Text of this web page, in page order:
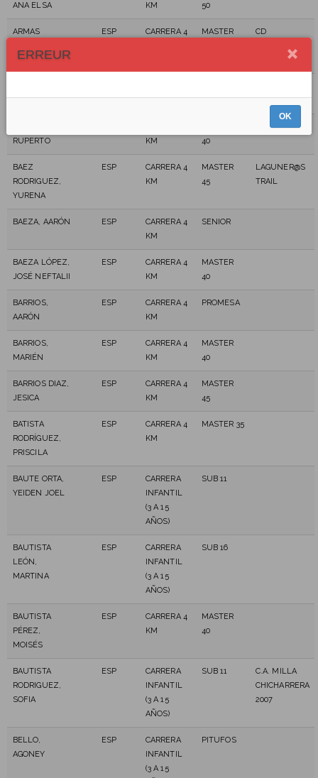
ANA ELSA KM 50
ARMAS
DOMINGO
ESP
CARRERA 4
MASTER
CD
ARROYO, DAVID
KM
45
RUPERTO
KM
40
BAEZ
RODRIGUEZ,
YURENA
ESP
CARRERA 4
KM
MASTER
45
LAGUNER@S
TRAIL
BAEZA, AARÓN ESP
CARRERA 4
KM
SENIOR
BAEZA LÓPEZ,
JOSÉ NEFTALII
ESP
CARRERA 4
KM
MASTER
40
BARRIOS,
AARÓN
ESP
CARRERA 4
KM
PROMESA
BARRIOS,
MARIÉN
ESP
CARRERA 4
KM
MASTER
40
BARRIOS DIAZ,
JESICA
ESP
CARRERA 4
KM
MASTER
45
BATISTA
RODRÍGUEZ,
PRISCILA
ESP
CARRERA 4
KM
MASTER 35
BAUTE ORTA,
YEIDEN JOEL
ESP
CARRERA
INFANTIL
(3 A 15
AÑOS)
SUB 11
BAUTISTA
LEÓN,
MARTINA
ESP
CARRERA
INFANTIL
(3 A 15
AÑOS)
SUB 16
BAUTISTA
PÉREZ,
MOISÉS
ESP
CARRERA 4
KM
MASTER
40
BAUTISTA
RODRIGUEZ,
SOFIA
ESP
CARRERA
INFANTIL
(3 A 15
AÑOS)
SUB 11
C.A. MILLA
CHICHARRERA
2007
BELLO,
AGONEY
ESP
CARRERA
INFANTIL
(3 A 15
PITUFOS
ERREUR
OK